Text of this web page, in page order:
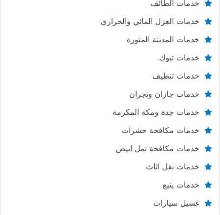
خدمات الطائف
خدمات العزل المائي والحراري
خدمات المدينة المنورة
خدمات تبوك
خدمات تنظيف
خدمات جازان ونجران
خدمات جدة ومكة المكرمة
خدمات مكافحة حشرات
خدمات مكافحة نمل ابيض
خدمات نقل اثاث
خدمات ينبع
غسيل سيارات